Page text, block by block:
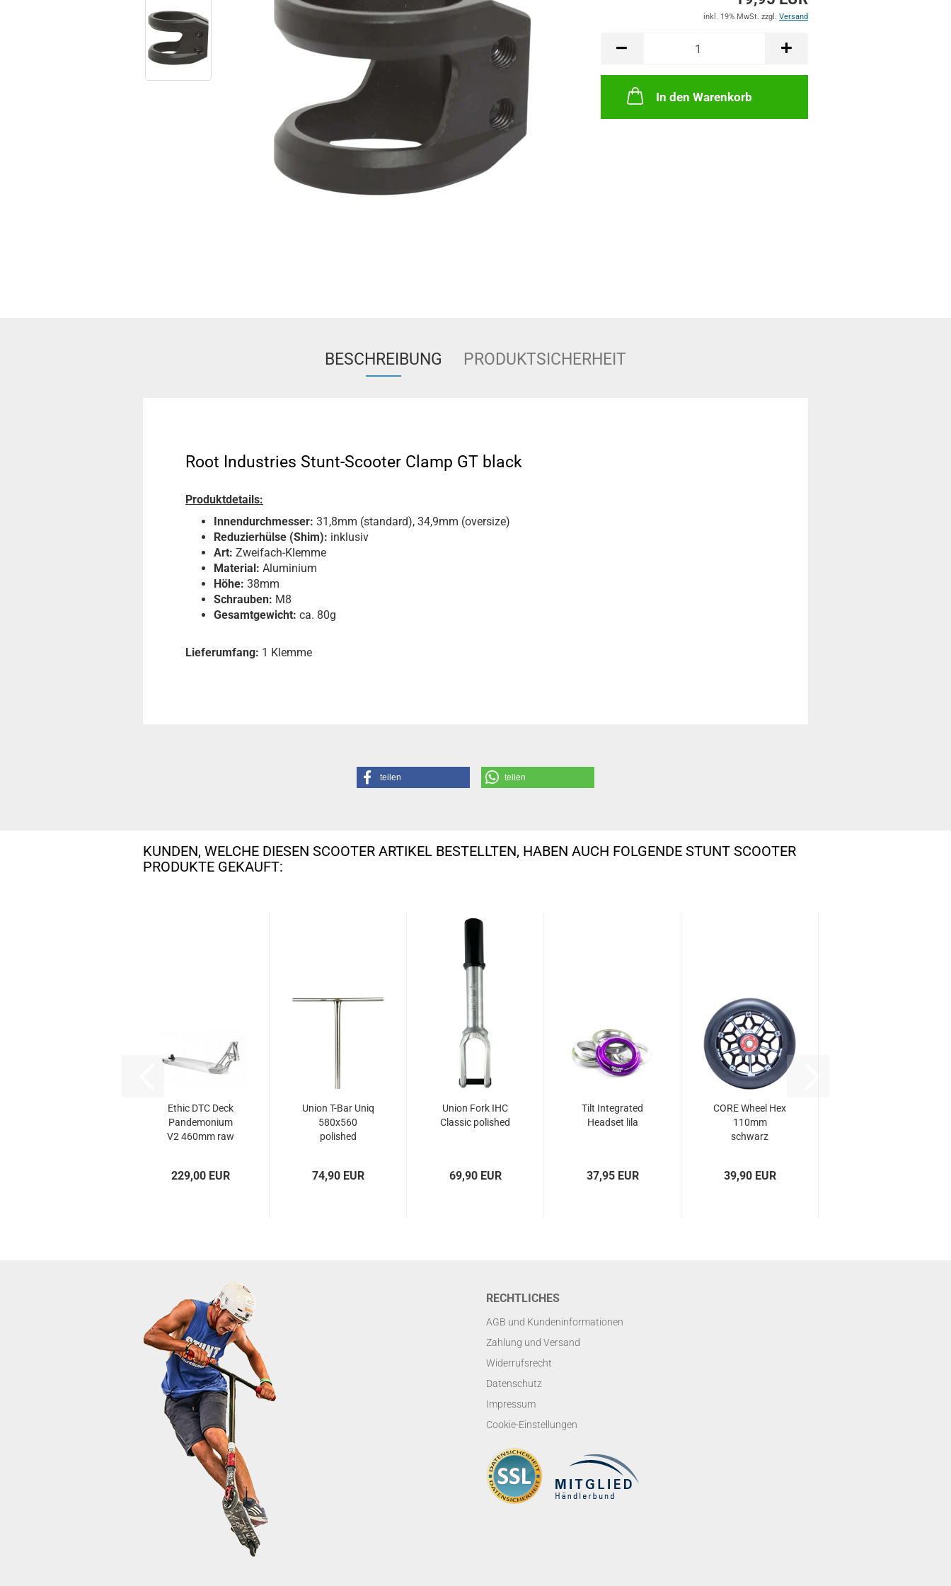
inkl. 19% MwSt. zzgl. Versand
In den Warenkorb
BESCHREIBUNG PRODUKTSICHERHEIT
Root Industries Stunt-Scooter Clamp GT black
Produktdetails:
Innendurchmesser: 31,8mm (standard), 34,9mm (oversize)
Reduzierhülse (Shim): inklusiv
Art: Zweifach-Klemme
Material: Aluminium
Höhe: 38mm
Schrauben: M8
Gesamtgewicht: ca. 80g
Lieferumfang: 1 Klemme
teilen teilen
KUNDEN, WELCHE DIESEN SCOOTER ARTIKEL BESTELLTEN, HABEN AUCH FOLGENDE STUNT SCOOTER
PRODUKTE GEKAUFT:
Ethic DTC Deck
Pandemonium
V2 460mm raw
229,00 EUR
Union T-Bar Uniq
580x560
polished
74,90 EUR
Union Fork IHC
Classic polished
69,90 EUR
Tilt Integrated
Headset lila
37,95 EUR
CORE Wheel Hex
110mm
schwarz
39,90 EUR
RECHTLICHES
AGB und Kundeninformationen
Zahlung und Versand
Widerrufsrecht
Datenschutz
Impressum
Cookie-Einstellungen